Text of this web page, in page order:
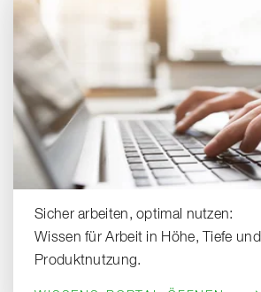
Sicher arbeiten, optimal nutzen:
Wissen für Arbeit in Höhe, Tiefe und
Produktnutzung.